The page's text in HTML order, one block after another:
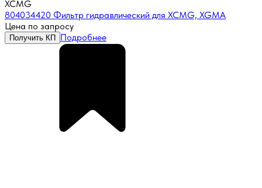
XCMG
804034420 Фильтр гидравлический для XCMG, XGMA
Цена по запросу
Получить КП Подробнее